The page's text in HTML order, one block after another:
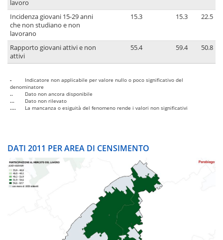
lavoro
Incidenza giovani 15-29 anni
che non studiano e non
lavorano
15.3 15.3 22.5
Rapporto giovani attivi e non
attivi
55.4 59.4 50.8
-
Indicatore non applicabile per valore nullo o poco significativo del
denominatore
..
Dato non ancora disponibile
...
Dato non rilevato
....
La mancanza o esiguità del fenomeno rende i valori non significativi
DATI 2011 PER AREA DI CENSIMENTO